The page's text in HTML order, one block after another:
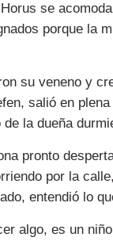
se
porque la
su veneno y
salió en
la dueña
pronto
por la
entendió lo
algo, es un